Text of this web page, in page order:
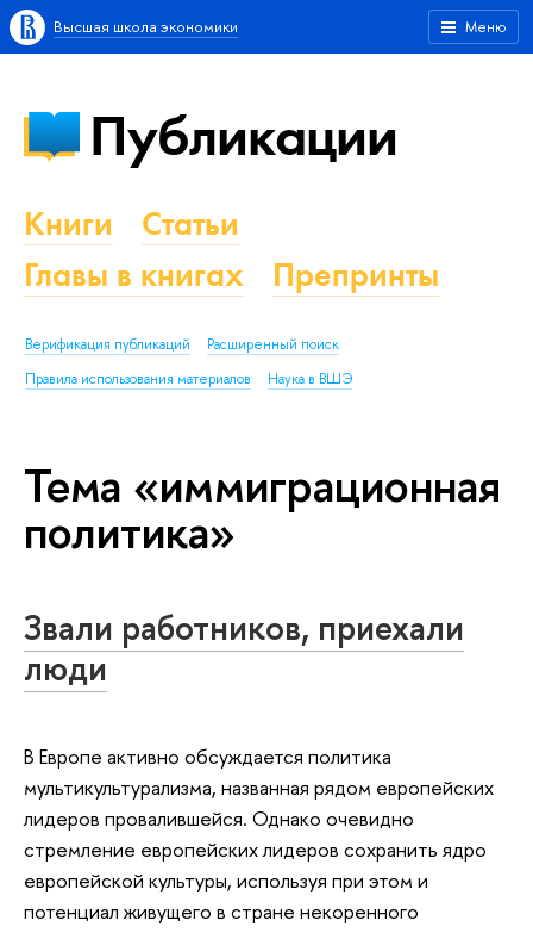
Меню
Высшая школа экономики
Публикации
Книги
Статьи
Главы в книгах
Препринты
Верификация публикаций
Расширенный поиск
Правила использования материалов
Наука в ВШЭ
Тема «иммиграционная
политика»
Звали работников, приехали
люди
В Европе активно обсуждается политика
мультикультурализма, названная рядом европейских
лидеров провалившейся. Однако очевидно
стремление европейских лидеров сохранить ядро
европейской культуры, используя при этом и
потенциал живущего в стране некоренного